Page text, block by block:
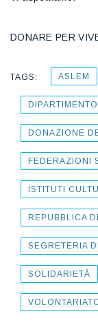
DONARE PER
TAGS: ASLEM
DONAZIONE
FEDERAZIONI
ISTITUTI
REPUBBLICA
SEGRETERIA
SOLIDARIETÀ